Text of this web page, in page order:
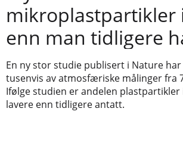
mikroplastpartikler
enn man tidligere
En ny stor studie publisert i Nature
tusenvis av atmosfæriske målinger fra
Ifølge studien er andelen
lavere enn tidligere antatt.